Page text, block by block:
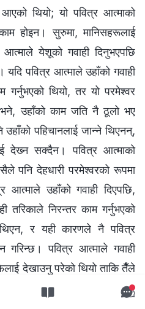
थियो; यो पवित्र आत्माको
होइन। सुरुमा, मानिसहरूलाई
येशूको गवाही दिनुभएपछि
पवित्र आत्‍माले उहाँको गवाही
गर्नुभएको थियो, तर यो परमेश्‍वर
भने, उहाँको काम जति नै ठूलो भए
पहिचानलाई जान्‍ने थिएनन्,
देख्‍न सक्दैन। पवित्र आत्माको
पनि देहधारी परमेश्‍वरको रूपमा
आत्माले उहाँको गवाही दिएपछि,
तरिकाले निरन्तर काम गर्नुभएको
र यही कारणले नै पवित्र
गरिन्छ। पवित्र आत्माले गवाही
देखाउनु परेको थियो ताकि तैँले
परमेश्‍वरका आत्मा हुनुहुन्थ्यो भन्‍ने